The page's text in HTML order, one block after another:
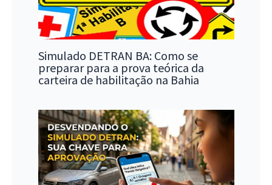
Simulado DETRAN BA: Como se
preparar para a prova teórica da
carteira de habilitação na Bahia